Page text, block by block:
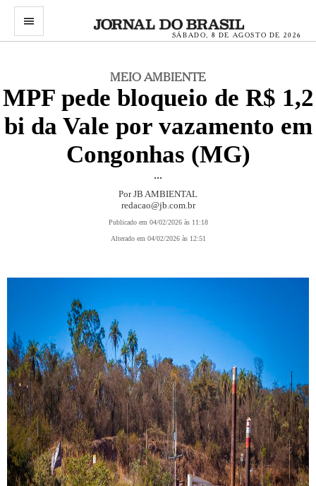
menu
SÁBADO, 8 DE AGOSTO DE 2026
MEIO AMBIENTE
MPF pede bloqueio de R$ 1,2
bi da Vale por vazamento em
Congonhas (MG)
...
Por JB AMBIENTAL
redacao@jb.com.br
Publicado em 04/02/2026 às 11:18
Alterado em 04/02/2026 às 12:51